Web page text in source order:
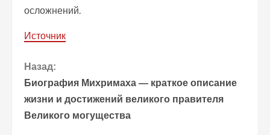
осложнений.
Источник
П
р
о
Назад:
Биография Михримаха — краткое описание
жизни и достижений великого правителя
Великого могущества